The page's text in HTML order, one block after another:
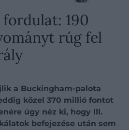
190
rúg fel
a Buckingham-palota
közel 370 millió fontot
úgy néz ki, hogy III.
befejezése után sem